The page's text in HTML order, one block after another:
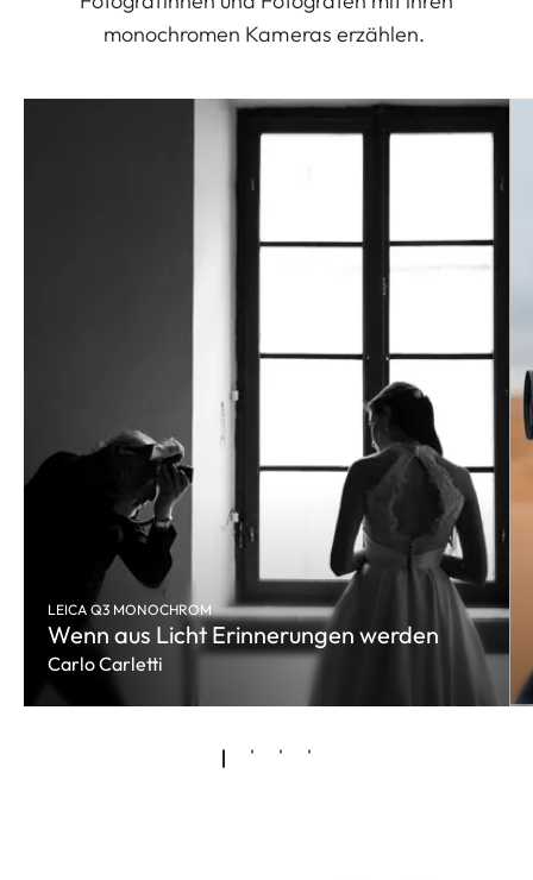
monochromen Kameras erzählen.
LEICA Q3 MONOCHROM
Wenn aus Licht Erinnerungen werden
Carlo Carletti